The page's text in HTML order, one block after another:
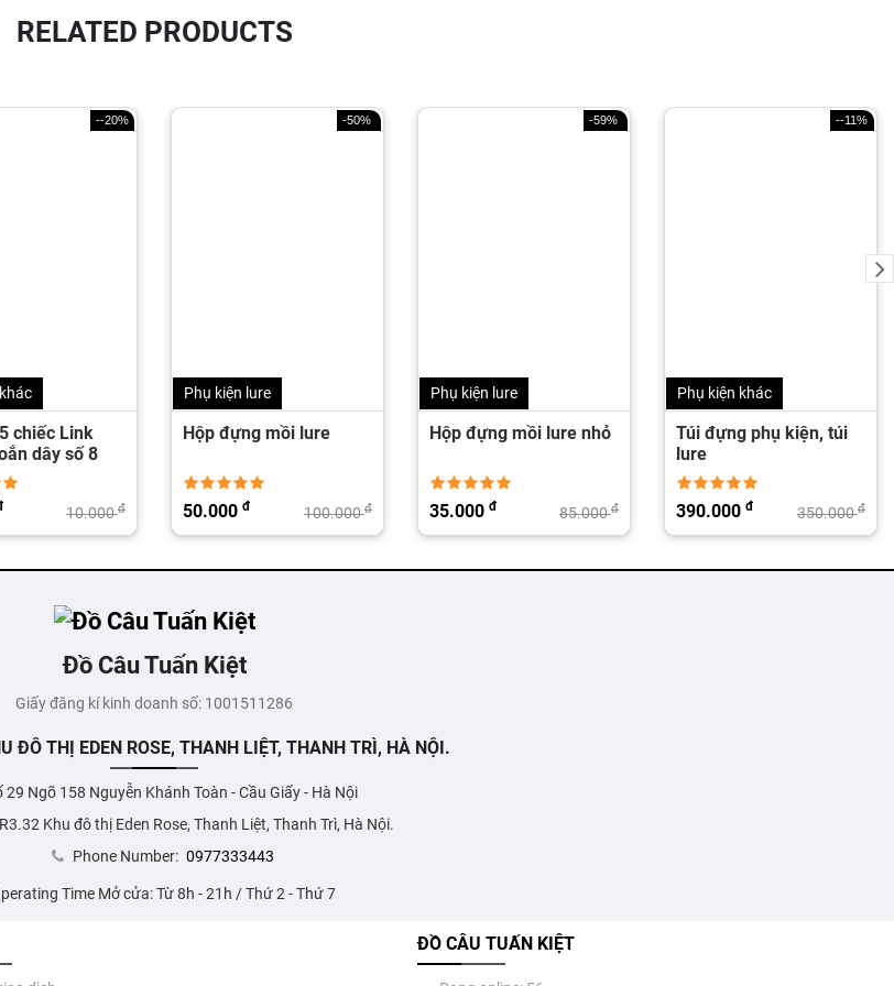
RELATED PRODUCTS
--20%
chiếc Link
dây số 8
10.000đ
-50%
Phụ kiện lure
Hộp đựng mồi lure
100.000đ
50.000 đ
-59%
Phụ kiện lure
Hộp đựng mồi lure nhỏ
85.000đ
35.000 đ
--11%
Phụ kiện khác
Túi đựng phụ kiện, túi
lure
350.000đ
390.000 đ
Đồ Câu Tuấn Kiệt
Giấy đăng kí kinh doanh số: 1001511286
ĐÔ THỊ EDEN ROSE, THANH LIỆT, THANH TRÌ, HÀ NỘI.
29 Ngõ 158 Nguyễn Khánh Toàn - Cầu Giấy - Hà Nội
Khu đô thị Eden Rose, Thanh Liệt, Thanh Trì, Hà Nội.
Phone Number: 0977333443
Time Mở cửa: Từ 8h - 21h / Thứ 2 - Thứ 7
ĐỒ CÂU TUẤN KIỆT